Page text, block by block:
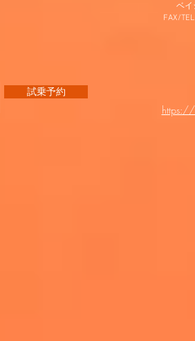
ベイ
FAX/
試乗予約
https://